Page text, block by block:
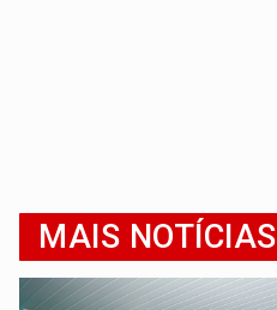
MAIS NOTÍCIAS